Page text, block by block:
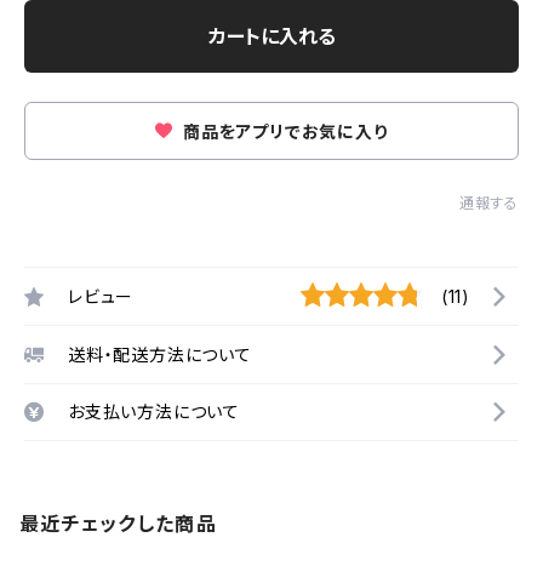
カートに入れる
商品をアプリでお気に入り
通報する
レビュー (11)
送料・配送方法について
お支払い方法について
最近チェックした商品